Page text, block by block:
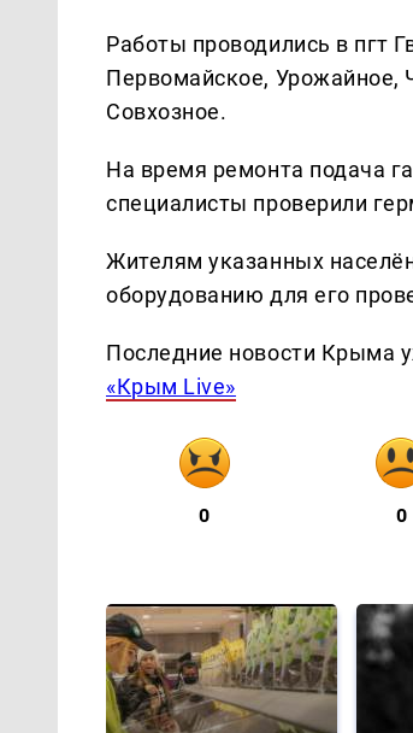
Работы проводились в пгт
Первомайское, Урожайное,
Совхозное.
На время ремонта подача
специалисты проверили
Жителям указанных
оборудованию для его
Последние новости Крыма
«Крым Live»
0 0